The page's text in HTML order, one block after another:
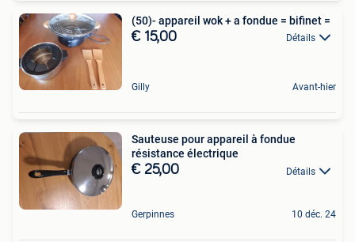
(50)- appareil wok + a fondue = bifinet =
€ 15,00 Détails
Gilly Avant-hier
Sauteuse pour appareil à fondue
résistance électrique
€ 25,00 Détails
Gerpinnes 10 déc. 24